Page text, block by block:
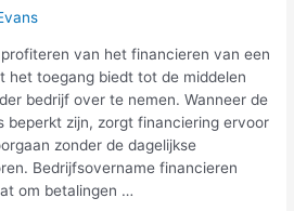
van het financieren van een
het toegang biedt tot de middelen
bedrijf over te nemen. Wanneer de
beperkt zijn, zorgt financiering ervoor
zonder de dagelijkse
Bedrijfsovername financieren
om betalingen …